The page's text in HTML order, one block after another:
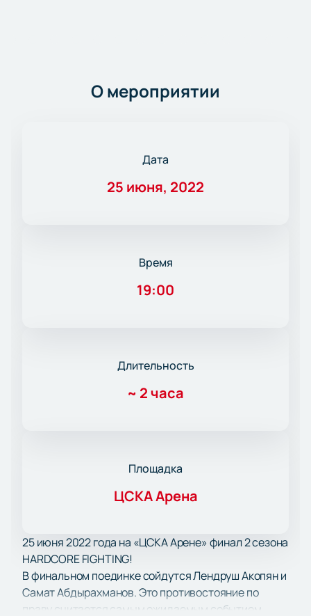
О мероприятии
Дата
25 июня, 2022
Время
19:00
Длительность
~ 2 часа
Площадка
ЦСКА Арена
25 июня 2022 года на «ЦСКА Арене» финал 2 сезона
HARDCORE FIGHTING!
В финальном поединке сойдутся Лендруш Акопян и
Самат Абдырахманов. Это противостояние по
праву считается самым ожидаемым событием